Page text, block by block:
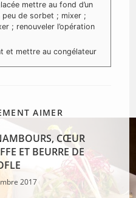
mettre au fond d’un
de sorbet ; mixer ;
; renouveler l’opération
et mettre au congélateur
AIMER
CŒUR
ET BEURRE DE
2017